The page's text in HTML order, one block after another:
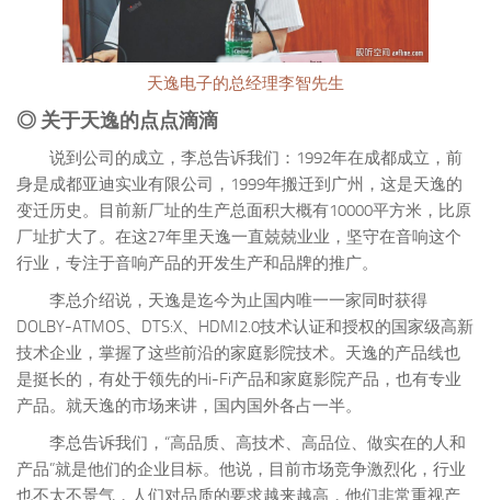
天逸电子的总经理李智先生
◎ 关于天逸的点点滴滴
说到公司的成立，李总告诉我们：1992年在成都成立，前
身是成都亚迪实业有限公司，1999年搬迁到广州，这是天逸的
变迁历史。目前新厂址的生产总面积大概有10000平方米，比原
厂址扩大了。在这27年里天逸一直兢兢业业，坚守在音响这个
行业，专注于音响产品的开发生产和品牌的推广。
李总介绍说，天逸是迄今为止国内唯一一家同时获得
DOLBY-ATMOS、DTS:X、HDMI2.0技术认证和授权的国家级高新
技术企业，掌握了这些前沿的家庭影院技术。天逸的产品线也
是挺长的，有处于领先的Hi-Fi产品和家庭影院产品，也有专业
产品。就天逸的市场来讲，国内国外各占一半。
李总告诉我们，“高品质、高技术、高品位、做实在的人和
产品”就是他们的企业目标。他说，目前市场竞争激烈化，行业
也不太不景气，人们对品质的要求越来越高，他们非常重视产